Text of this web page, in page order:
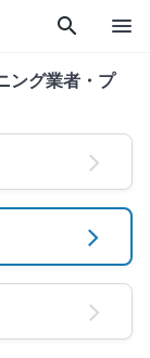
search menu
ング業者・プ